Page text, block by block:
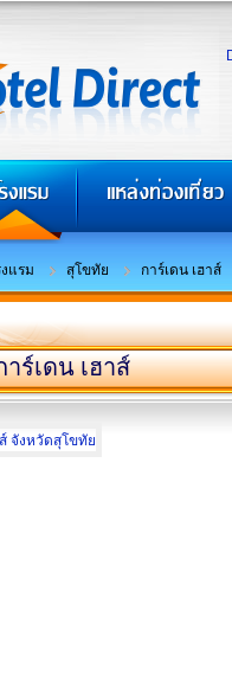
แรม สุโขทัย การ์เดน เฮาส์
าร์เดน เฮาส์